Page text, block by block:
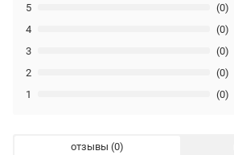
1 (0)
2 (0)
3 (0)
4 (0)
5 (0)
отзывы